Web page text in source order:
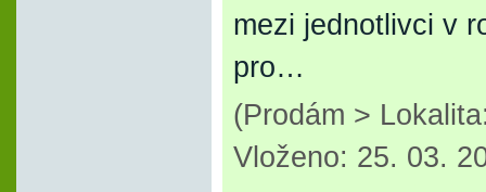
mezi jednotlivci v
pro…
(Prodám >
Vloženo: 25. 03.